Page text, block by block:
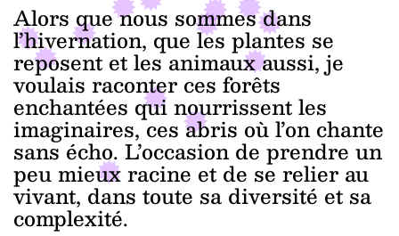
Alors que nous sommes dans
l’hivernation, que les plantes se
reposent et les animaux aussi, je
voulais raconter ces forêts
enchantées qui nourrissent les
imaginaires, ces abris où l’on chante
sans écho. L’occasion de prendre un
peu mieux racine et de se relier au
vivant, dans toute sa diversité et sa
complexité.